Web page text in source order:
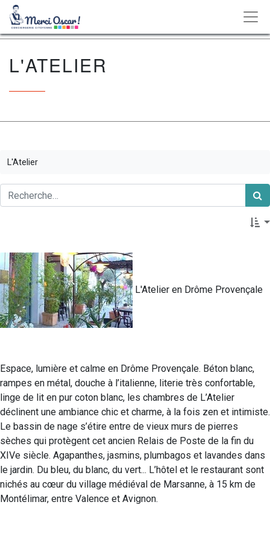
L'ATELIER
L'Atelier
L'Atelier en Drôme Provençale
Espace, lumière et calme en Drôme Provençale. Béton blanc,
rampes en métal, douche à l’italienne, literie très confortable,
linge de lit en pur coton blanc, les chambres de L’Atelier
déclinent une ambiance chic et charme, à la fois zen et intimiste.
Le bassin de nage s’étire entre de vieux murs de pierres
sèches qui protègent cet ancien Relais de Poste de la fin du
XIVe siècle. Agapanthes, jasmins, plumbagos et lavandes dans
le jardin. Du bleu, du blanc, du vert... L’hôtel et le restaurant sont
nichés au cœur du village médiéval de Marsanne, à 15 km de
Montélimar, entre Valence et Avignon.